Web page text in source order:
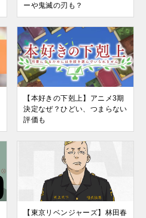
ーや鬼滅の刃も？
【本好きの下剋上】アニメ3期
決定なぜ？ひどい、つまらない
評価も
【東京リベンジャーズ】林田春